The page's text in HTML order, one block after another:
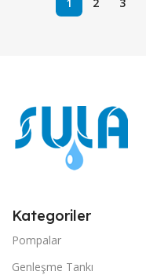
Kategoriler
Pompalar
Genleşme Tankı